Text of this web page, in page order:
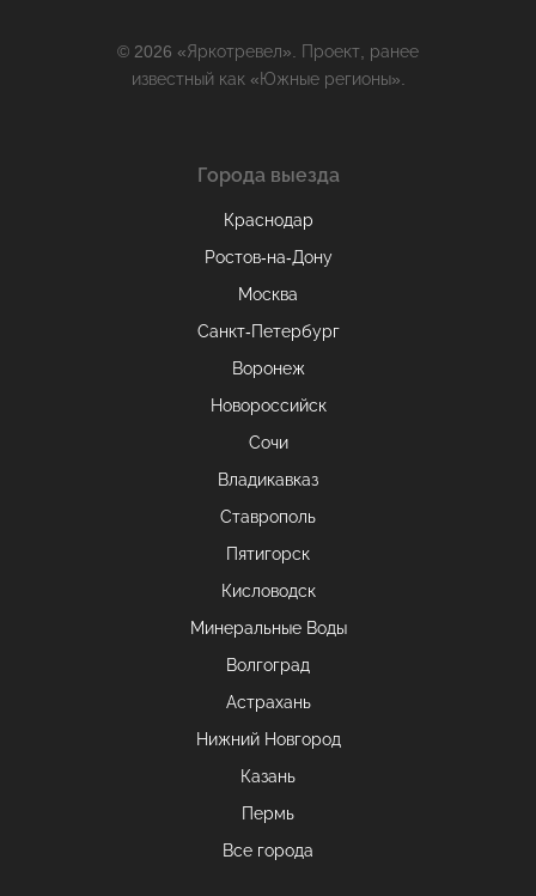
© 2026 «Яркотревел». Проект, ранее
известный как «Южные регионы».
Города выезда
Краснодар
Ростов-на-Дону
Москва
Санкт-Петербург
Воронеж
Новороссийск
Сочи
Владикавказ
Ставрополь
Пятигорск
Кисловодск
Минеральные Воды
Волгоград
Астрахань
Нижний Новгород
Казань
Пермь
Все города